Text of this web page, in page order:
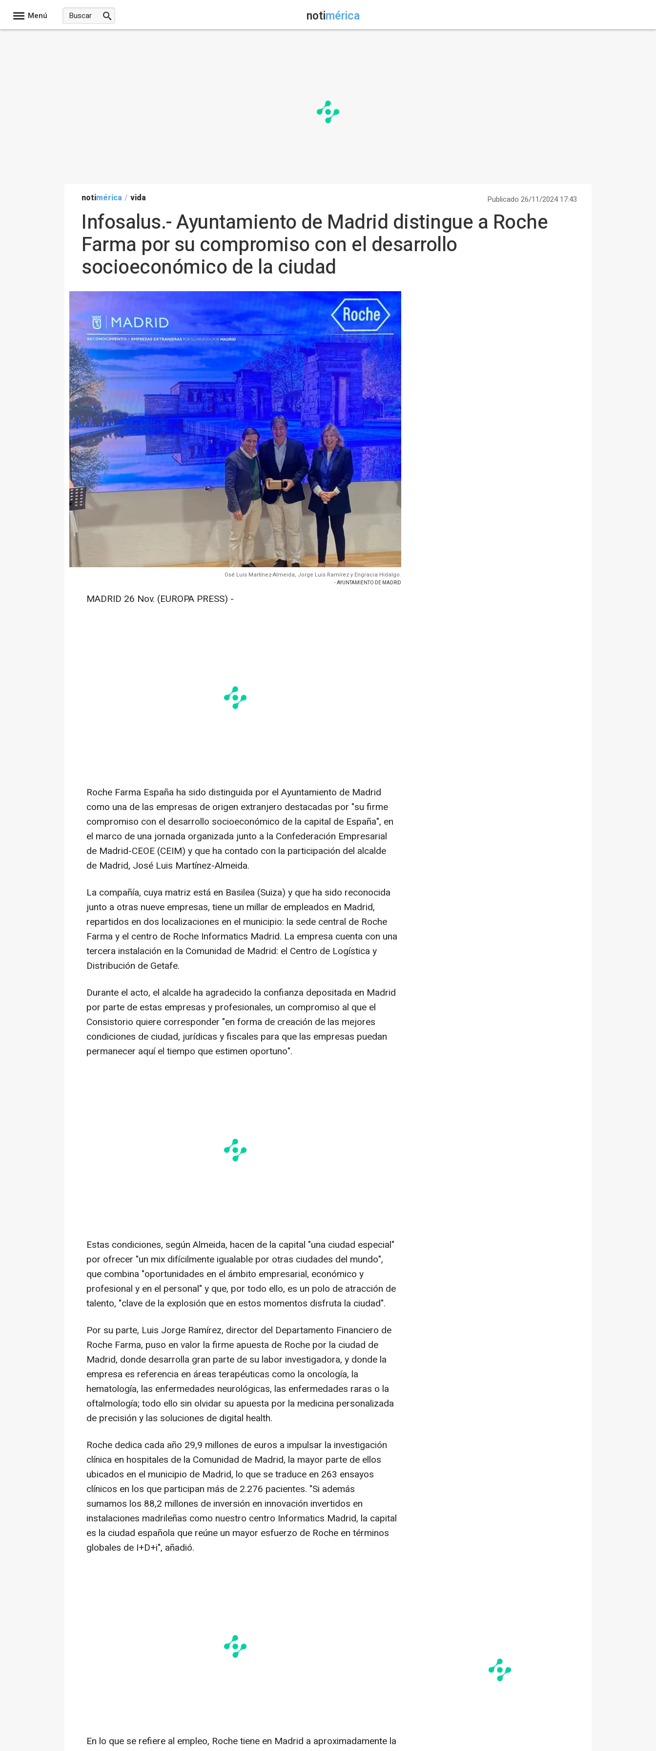
Menú notimérica
notimérica / vida Publicado 26/11/2024 17:43
Infosalus.- Ayuntamiento de Madrid distingue a Roche
Farma por su compromiso con el desarrollo
socioeconómico de la ciudad
Osé Luis Martínez-Almeida, Jorge Luis Ramírez y Engracia Hidalgo.
- AYUNTAMIENTO DE MADRID
MADRID 26 Nov. (EUROPA PRESS) -
Roche Farma España ha sido distinguida por el Ayuntamiento de Madrid
como una de las empresas de origen extranjero destacadas por "su firme
compromiso con el desarrollo socioeconómico de la capital de España", en
el marco de una jornada organizada junto a la Confederación Empresarial
de Madrid-CEOE (CEIM) y que ha contado con la participación del alcalde
de Madrid, José Luis Martínez-Almeida.
La compañía, cuya matriz está en Basilea (Suiza) y que ha sido reconocida
junto a otras nueve empresas, tiene un millar de empleados en Madrid,
repartidos en dos localizaciones en el municipio: la sede central de Roche
Farma y el centro de Roche Informatics Madrid. La empresa cuenta con una
tercera instalación en la Comunidad de Madrid: el Centro de Logística y
Distribución de Getafe.
Durante el acto, el alcalde ha agradecido la confianza depositada en Madrid
por parte de estas empresas y profesionales, un compromiso al que el
Consistorio quiere corresponder "en forma de creación de las mejores
condiciones de ciudad, jurídicas y fiscales para que las empresas puedan
permanecer aquí el tiempo que estimen oportuno".
Estas condiciones, según Almeida, hacen de la capital "una ciudad especial"
por ofrecer "un mix difícilmente igualable por otras ciudades del mundo",
que combina "oportunidades en el ámbito empresarial, económico y
profesional y en el personal" y que, por todo ello, es un polo de atracción de
talento, "clave de la explosión que en estos momentos disfruta la ciudad".
Por su parte, Luis Jorge Ramírez, director del Departamento Financiero de
Roche Farma, puso en valor la firme apuesta de Roche por la ciudad de
Madrid, donde desarrolla gran parte de su labor investigadora, y donde la
empresa es referencia en áreas terapéuticas como la oncología, la
hematología, las enfermedades neurológicas, las enfermedades raras o la
oftalmología; todo ello sin olvidar su apuesta por la medicina personalizada
de precisión y las soluciones de digital health.
Roche dedica cada año 29,9 millones de euros a impulsar la investigación
clínica en hospitales de la Comunidad de Madrid, la mayor parte de ellos
ubicados en el municipio de Madrid, lo que se traduce en 263 ensayos
clínicos en los que participan más de 2.276 pacientes. "Si además
sumamos los 88,2 millones de inversión en innovación invertidos en
instalaciones madrileñas como nuestro centro Informatics Madrid, la capital
es la ciudad española que reúne un mayor esfuerzo de Roche en términos
globales de I+D+i", añadió.
En lo que se refiere al empleo, Roche tiene en Madrid a aproximadamente la